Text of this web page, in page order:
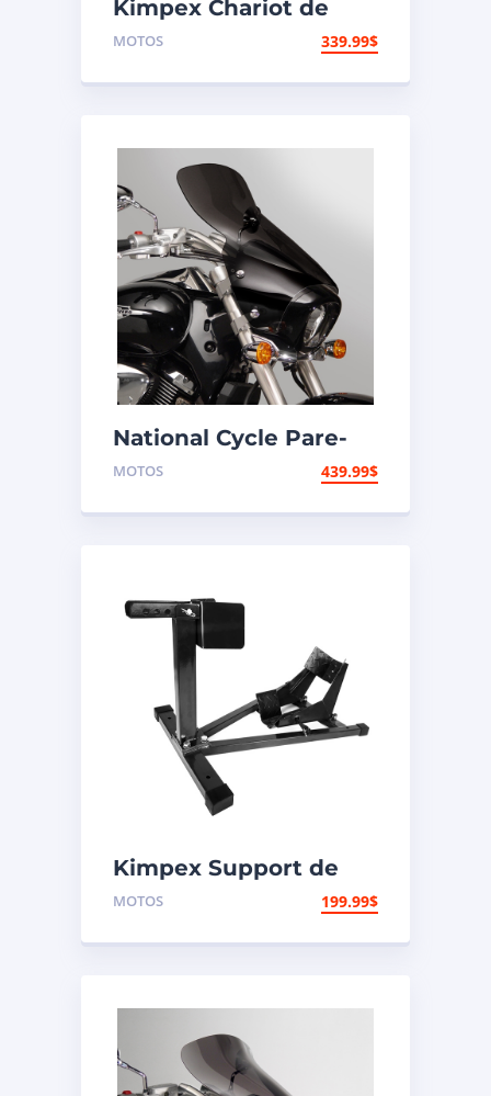
Kimpex Chariot de
moto à profil bas 1250
MOTOS 339.99$
National Cycle Pare-
brise aéroacoustique
VStream Kawasaki,
Suzuki
MOTOS 439.99$
Kimpex Support de
pneu
MOTOS 199.99$